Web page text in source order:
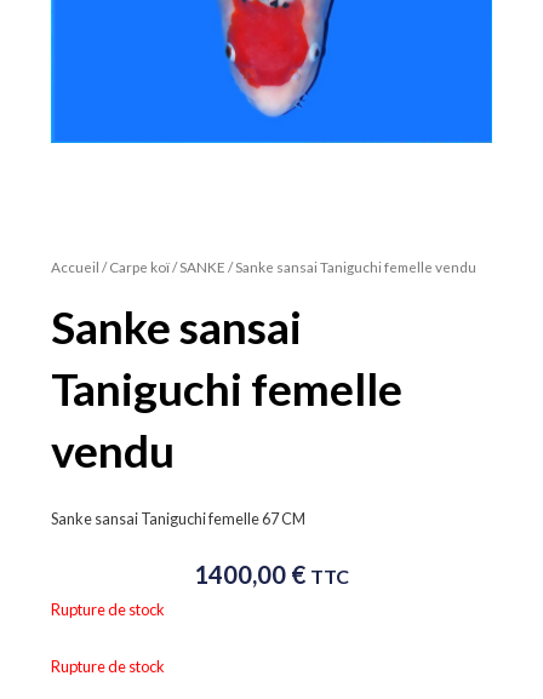
Accueil /Carpe koï/SANKE / Sanke sansai Taniguchi femelle vendu
Sanke sansai
Taniguchi femelle
vendu
Sanke sansai Taniguchi femelle 67 CM
1400,00 € TTC
Rupture de stock
Rupture de stock